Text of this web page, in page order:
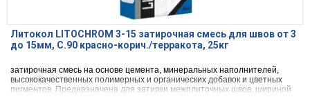
Литокол LITOCHROM 3-15 затирочная смесь для швов от 3
до 15мм, C.90 красно-корич./терракота, 25кг
затирочная смесь на основе цемента, минеральных наполнителей,
высококачественных полимерных и органических добавок и цветных
пигментов. Предназначена для затирки межплиточных швов, шириной